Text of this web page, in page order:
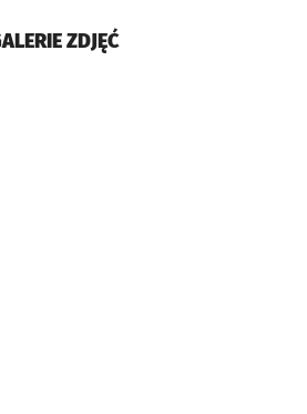
ZDJĘĆ